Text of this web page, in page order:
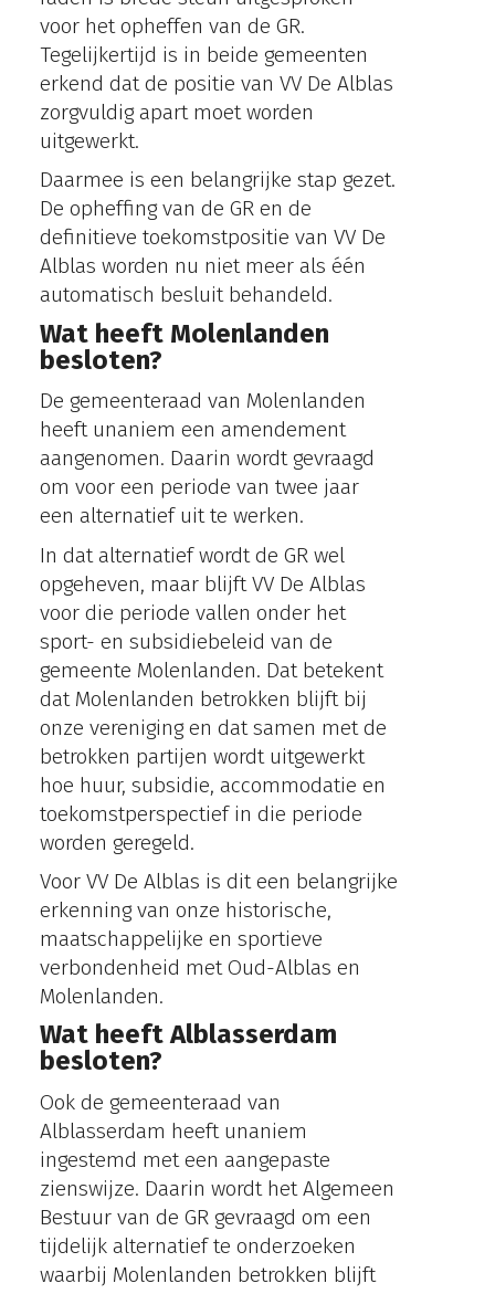
voor het opheffen van de GR.
Tegelijkertijd is in beide gemeenten
erkend dat de positie van VV De Alblas
zorgvuldig apart moet worden
uitgewerkt.
Daarmee is een belangrijke stap gezet.
De opheffing van de GR en de
definitieve toekomstpositie van VV De
Alblas worden nu niet meer als één
automatisch besluit behandeld.
Wat heeft Molenlanden
besloten?
De gemeenteraad van Molenlanden
heeft unaniem een amendement
aangenomen. Daarin wordt gevraagd
om voor een periode van twee jaar
een alternatief uit te werken.
In dat alternatief wordt de GR wel
opgeheven, maar blijft VV De Alblas
voor die periode vallen onder het
sport- en subsidiebeleid van de
gemeente Molenlanden. Dat betekent
dat Molenlanden betrokken blijft bij
onze vereniging en dat samen met de
betrokken partijen wordt uitgewerkt
hoe huur, subsidie, accommodatie en
toekomstperspectief in die periode
worden geregeld.
Voor VV De Alblas is dit een belangrijke
erkenning van onze historische,
maatschappelijke en sportieve
verbondenheid met Oud-Alblas en
Molenlanden.
Wat heeft Alblasserdam
besloten?
Ook de gemeenteraad van
Alblasserdam heeft unaniem
ingestemd met een aangepaste
zienswijze. Daarin wordt het Algemeen
Bestuur van de GR gevraagd om een
tijdelijk alternatief te onderzoeken
waarbij Molenlanden betrokken blijft